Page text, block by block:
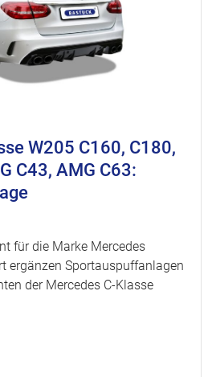
W205 C160, C180,
C43, AMG C63:
für die Marke Mercedes
ergänzen Sportauspuffanlagen
der Mercedes C-Klasse